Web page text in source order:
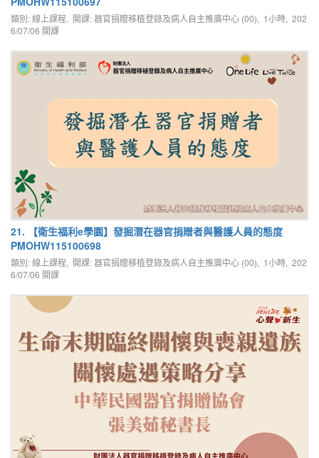
類別: 線上課程, 開課: 器官捐贈移植登錄及病人自主推廣中心 (00), 1小時, 202
6/07/06 開課
21. 【衛生福利e學園】發掘潛在器官捐贈者與醫護人員的態度
PMOHW115100698
類別: 線上課程, 開課: 器官捐贈移植登錄及病人自主推廣中心 (00), 1小時, 202
6/07/06 開課